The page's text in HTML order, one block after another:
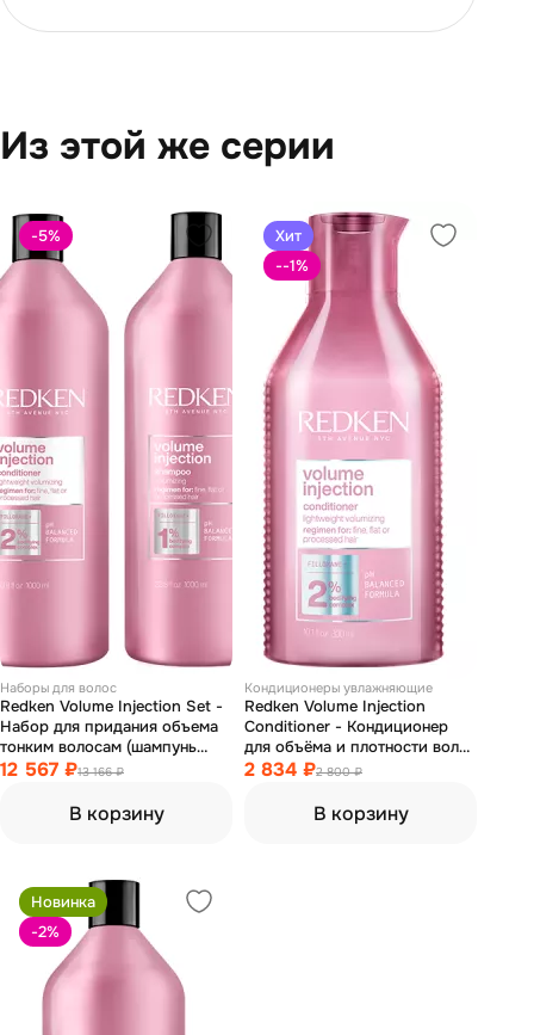
Из этой же серии
-5%
Наборы для волос
Redken Volume Injection Set -
Набор для придания объема
тонким волосам (шампунь
1000 мл, кондиционер 1000
12 567 ₽13 166 ₽
В корзину
Хит
--1%
Кондиционеры увлажняющие
Redken Volume Injection
Conditioner - Кондиционер
для объёма и плотности волос
300 мл
2 834 ₽2 800 ₽
В корзину
Новинка
-2%